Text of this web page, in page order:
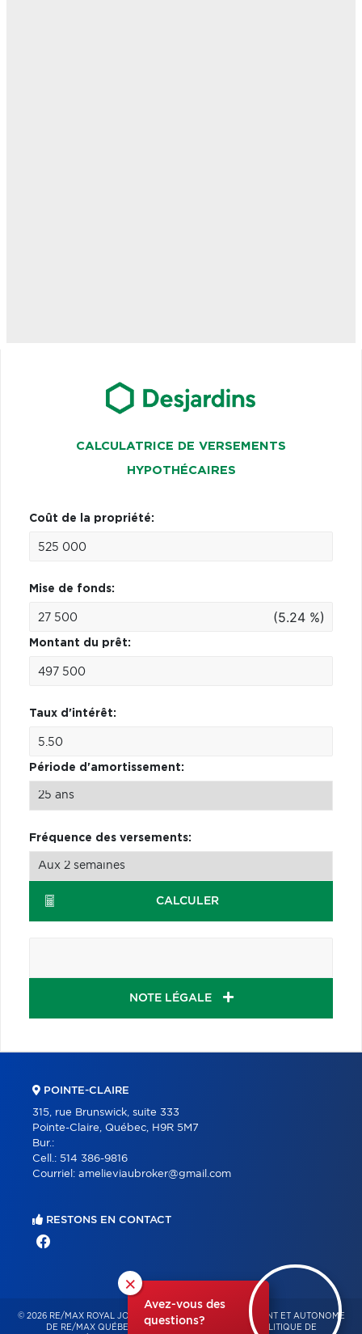
CALCULATRICE DE VERSEMENTS
HYPOTHÉCAIRES
Coût de la propriété:
Mise de fonds:
(5.24 %)
Montant du prêt:
Taux d'intérêt:
Période d'amortissement:
Fréquence des versements:
CALCULER
NOTE LÉGALE
×
Avez-vous des
questions?
POINTE-CLAIRE
315, rue Brunswick, suite 333
Pointe-Claire, Québec, H9R 5M7
Bur.:
Cell.: 514 386-9816
Courriel: amelieviaubroker@gmail.com
RESTONS EN CONTACT
© 2026 RE/MAX ROYAL JORDAN – FRANCHISÉ INDÉPENDANT ET AUTONOME
DE RE/MAX QUÉBEC – TOUS DROITS RÉSERVÉS -POLITIQUE DE